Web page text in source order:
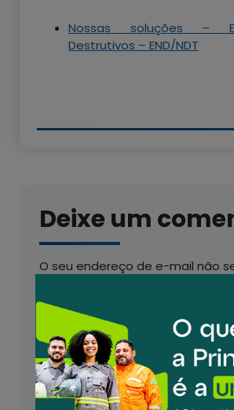
Nossas soluções –
Destrutivos – END/NDT
Deixe um
O seu endereço de e-mail não
Comentário*